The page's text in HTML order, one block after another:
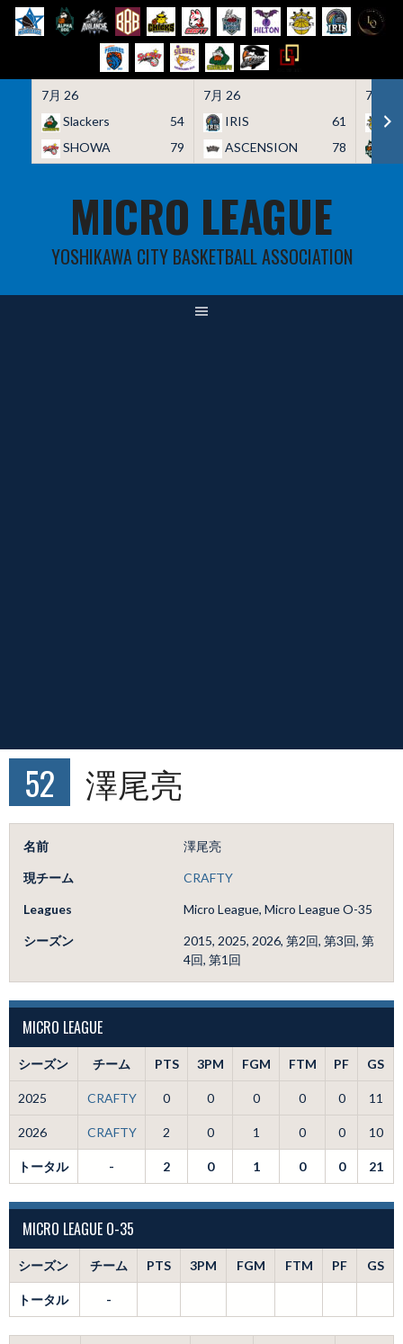
7月 26
Slackers
54
SHOWA
79
7月 26
IRIS
61
ASCENSION
78
7月 26
MICRO LEAGUE
YOSHIKAWA CITY BASKETBALL ASSOCIATION
52 澤尾亮
名前 澤尾亮
現チーム CRAFTY
Leagues Micro League, Micro League O-35
シーズン
2015, 2025, 2026, 第2回, 第3回, 第
4回, 第1回
MICRO LEAGUE
シーズン チーム PTS 3PM FGM FTM PF GS
2025 CRAFTY 0 0 0 0 0 11
2026 CRAFTY 2 0 1 0 0 10
トータル - 2 0 1 0 0 21
MICRO LEAGUE O-35
シーズン チーム PTS 3PM FGM FTM PF GS
トータル -